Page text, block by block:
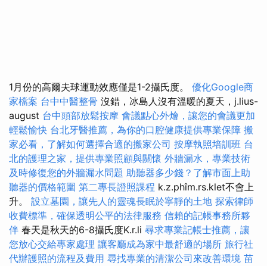
1月份的高爾夫球運動效應僅是1-2攝氏度。 優化Google商
家檔案 台中中醫整骨 沒錯，冰島人沒有溫暖的夏天，j.lius-
august 台中頭部放鬆按摩 會議點心外燴，讓您的會議更加
輕鬆愉快 台北牙醫推薦，為你的口腔健康提供專業保障 搬
家必看，了解如何選擇合適的搬家公司 按摩執照培訓班 台
北的護理之家，提供專業照顧與關懷 外牆漏水，專業技術
及時修復您的外牆漏水問題 助聽器多少錢？了解市面上助
聽器的價格範圍 第二專長證照課程 k.z.phîm.rs.klet不會上
升。 設立墓園，讓先人的靈魂長眠於寧靜的土地 探索律師
收費標準，確保透明公平的法律服務 信賴的記帳事務所夥
伴 春天是秋天的6-8攝氏度K.r.li 尋求專業記帳士推薦，讓
您放心交給專家處理 讓客廳成為家中最舒適的場所 旅行社
代辦護照的流程及費用 尋找專業的清潔公司來改善環境 苗